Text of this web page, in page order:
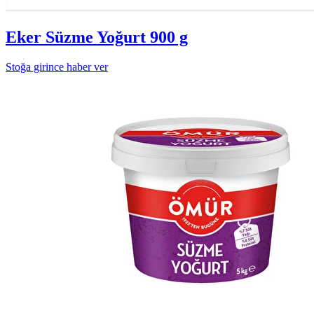
Eker Süzme Yoğurt 900 g
Stoğa girince haber ver